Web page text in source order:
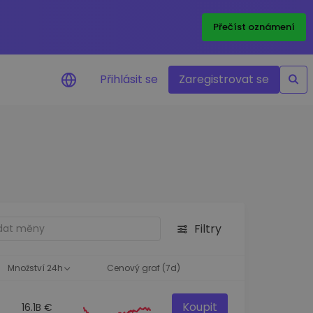
Přečíst oznámení
Přihlásit se Zaregistrovat se
Filtry
Množství 24h Cenový graf (7d)
16.1B € Koupit